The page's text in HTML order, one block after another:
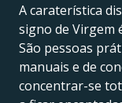
A caraterística
signo de Virgem
São pessoas
manuais e de
concentrar-se